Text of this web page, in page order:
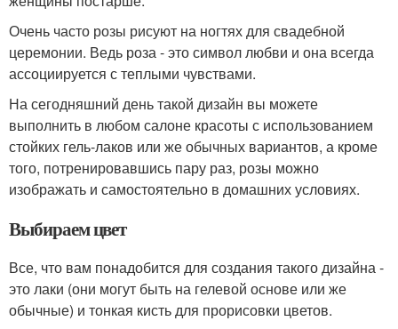
Очень часто розы рисуют на ногтях для свадебной
церемонии. Ведь роза - это символ любви и она всегда
ассоциируется с теплыми чувствами.
На сегодняшний день такой дизайн вы можете
выполнить в любом салоне красоты с использованием
стойких гель-лаков или же обычных вариантов, а кроме
того, потренировавшись пару раз, розы можно
изображать и самостоятельно в домашних условиях.
Выбираем цвет
Все, что вам понадобится для создания такого дизайна -
это лаки (они могут быть на гелевой основе или же
обычные) и тонкая кисть для прорисовки цветов.